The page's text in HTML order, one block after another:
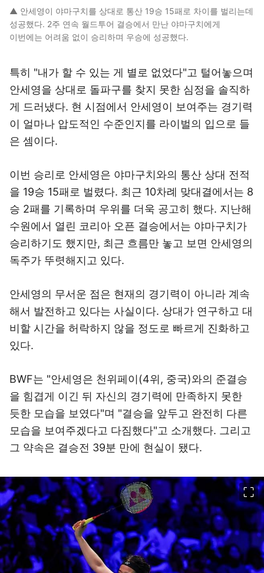
▲ 안세영이 야마구치를 상대로 통산 19승 15패로 차이를 벌리는데
성공했다. 2주 연속 월드투어 결승에서 만난 야마구치에게
이번에는 어려움 없이 승리하며 우승에 성공했다.
특히 "내가 할 수 있는 게 별로 없었다"고 털어놓으며
안세영을 상대로 돌파구를 찾지 못한 심정을 솔직하
게 드러냈다. 현 시점에서 안세영이 보여주는 경기력
이 얼마나 압도적인 수준인지를 라이벌의 입으로 들
은 셈이다.
이번 승리로 안세영은 야마구치와의 통산 상대 전적
을 19승 15패로 벌렸다. 최근 10차례 맞대결에서는 8
승 2패를 기록하며 우위를 더욱 공고히 했다. 지난해
수원에서 열린 코리아 오픈 결승에서는 야마구치가
승리하기도 했지만, 최근 흐름만 놓고 보면 안세영의
독주가 뚜렷해지고 있다.
안세영의 무서운 점은 현재의 경기력이 아니라 계속
해서 발전하고 있다는 사실이다. 상대가 연구하고 대
비할 시간을 허락하지 않을 정도로 빠르게 진화하고
있다.
BWF는 "안세영은 천위페이(4위, 중국)와의 준결승
을 힘겹게 이긴 뒤 자신의 경기력에 만족하지 못한
듯한 모습을 보였다"며 "결승을 앞두고 완전히 다른
모습을 보여주겠다고 다짐했다"고 소개했다. 그리고
그 약속은 결승전 39분 만에 현실이 됐다.